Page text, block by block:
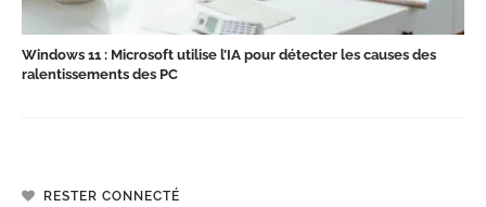
Windows 11 : Microsoft utilise l’IA pour détecter les causes des
ralentissements des PC
RESTER CONNECTÉ